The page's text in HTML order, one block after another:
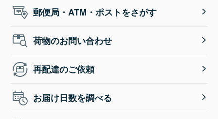
郵便局・ATM・ポストをさがす
荷物のお問い合わせ
再配達のご依頼
お届け日数を調べる